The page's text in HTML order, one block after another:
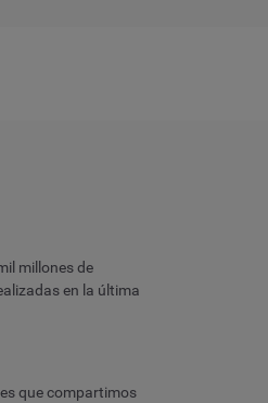
millones de
en la última
que compartimos